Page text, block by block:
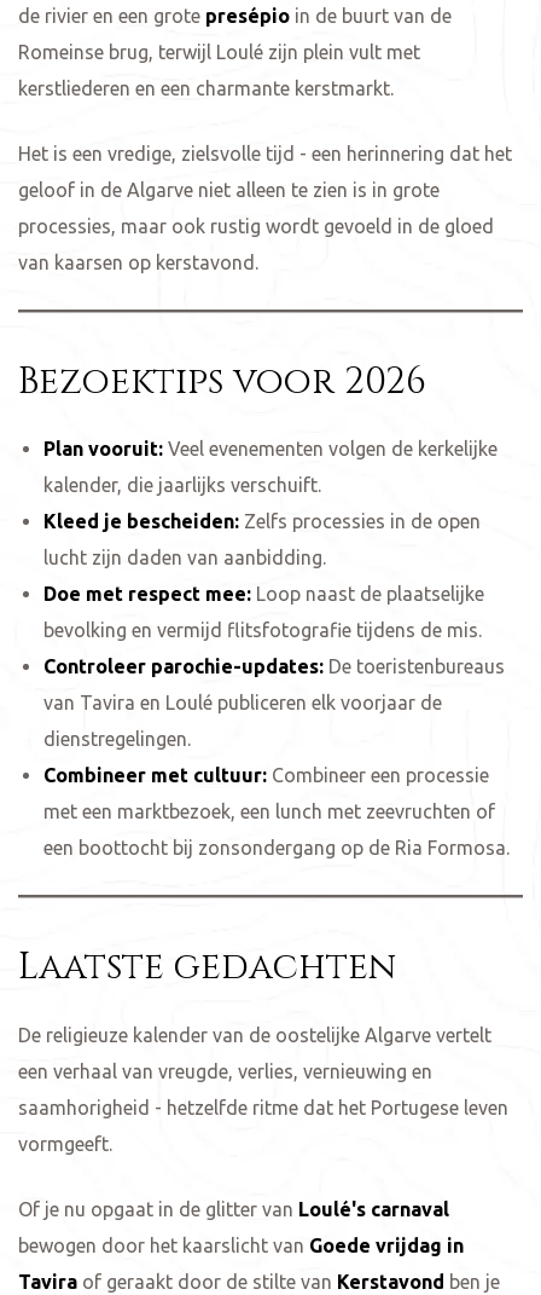
de rivier en een grote presépio in de buurt van de
Romeinse brug, terwijl Loulé zijn plein vult met
kerstliederen en een charmante kerstmarkt.
Het is een vredige, zielsvolle tijd - een herinnering dat het
geloof in de Algarve niet alleen te zien is in grote
processies, maar ook rustig wordt gevoeld in de gloed
van kaarsen op kerstavond.
Bezoektips voor 2026
Plan vooruit:Veel evenementen volgen de kerkelijke
kalender, die jaarlijks verschuift.
Kleed je bescheiden:Zelfs processies in de open
lucht zijn daden van aanbidding.
Doe met respect mee:Loop naast de plaatselijke
bevolking en vermijd flitsfotografie tijdens de mis.
Controleer parochie-updates:De toeristenbureaus
van Tavira en Loulé publiceren elk voorjaar de
dienstregelingen.
Combineer met cultuur:Combineer een processie
met een marktbezoek, een lunch met zeevruchten of
een boottocht bij zonsondergang op de Ria Formosa.
Laatste gedachten
De religieuze kalender van de oostelijke Algarve vertelt
een verhaal van vreugde, verlies, vernieuwing en
saamhorigheid - hetzelfde ritme dat het Portugese leven
vormgeeft.
Of je nu opgaat in de glitter van Loulé's carnaval
bewogen door het kaarslicht van Goede vrijdag in
Tavira of geraakt door de stilte van Kerstavond ben je